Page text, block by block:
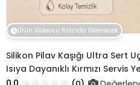
Ürün Videosu Yakında Eklenecek
Silikon Pilav Kaşığı Ultra Sert
Isıya Dayanıklı Kırmızı Servis